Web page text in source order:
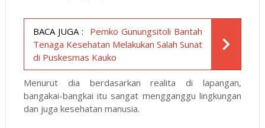
BACA JUGA :
Pemko Gunungsitoli Bantah
Tenaga Kesehatan Melakukan Salah Sunat
di Puskesmas Kauko
Menurut dia berdasarkan realita di lapangan,
bangakai-bangkai itu sangat mengganggu lingkungan
dan juga kesehatan manusia.